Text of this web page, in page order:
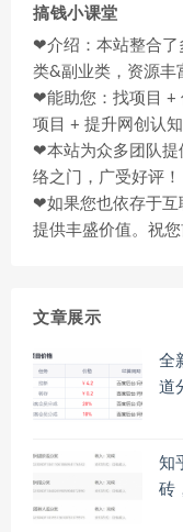
搞钱小课堂
❤介绍：本站整合了
类&副业类，资源丰
❤能助您：找项目 +
项目 + 提升网创认知
❤本站为众多团队提
络之门，广受好评！
❤如果您也依存于互
提供丰盛价值。祝您
文章展示
全
道
知
砖